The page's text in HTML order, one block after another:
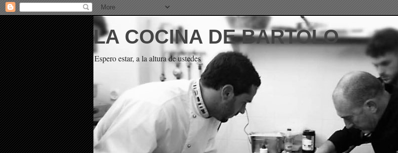
LA COCINA DE BARTOLO
Espero estar, a la altura de ustedes